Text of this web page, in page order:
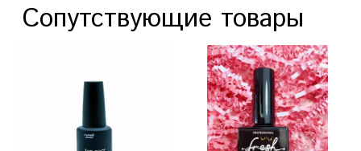
Сопутствующие товары